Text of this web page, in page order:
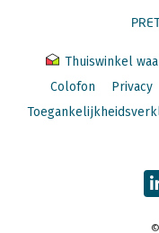
Thuiswinkel
Colofon
Privacy